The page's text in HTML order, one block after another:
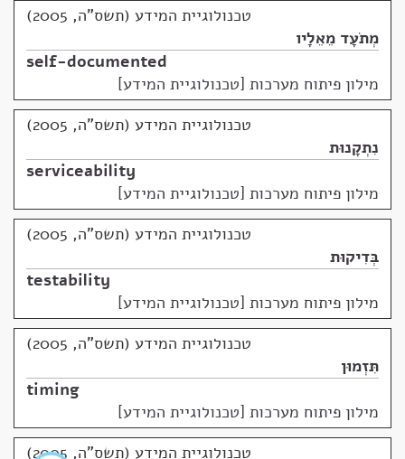
טכנולוגיית המידע (תשס"ה, 2005)
מְתֹעָד מֵאֵלָיו
self-documented
מילון פיתוח מערכות [טכנולוגיית המידע]
טכנולוגיית המידע (תשס"ה, 2005)
נִתְקָנוּת
serviceability
מילון פיתוח מערכות [טכנולוגיית המידע]
טכנולוגיית המידע (תשס"ה, 2005)
בְּדִיקוּת
testability
מילון פיתוח מערכות [טכנולוגיית המידע]
טכנולוגיית המידע (תשס"ה, 2005)
תִּזְמוּן
timing
מילון פיתוח מערכות [טכנולוגיית המידע]
טכנולוגיית המידע (תשס"ה, 2005)